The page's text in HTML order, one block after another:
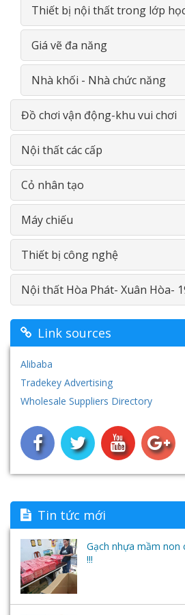
Thiết bị nội thất trong lớp
Giá vẽ đa năng
Nhà khối - Nhà chức năng
Đồ chơi vận động-khu vui chơi
Khu liên hoàn
Thể chât đa năng
Bập bênh- Thú nhún
Thiết bị vận động
Linh kiện
Đồ chơi ngoài trời
Nội thất các cấp
Gía- Kệ - Thiết bị nhà bếp-
Bàn ghế
Bảng
Nội thât thư viện
Giường tầng
Tủ- Giá- Kệ - Sắt
Nội thất nhựa
Cỏ nhân tạo
Máy chiếu
Máy chiếu Viewsonic
Máy chiếu Optoma
Máy chiếu Vivitek
Máy chiếu vật thể Aver
Thiết bị công nghệ
Máy in
Màn hình cảm ứng
Hệ thống âm thanh- loa đài
Hệ thống máy tính - Phần
Tai nghe
Nội thất Hòa Phát- Xuân Hòa-
Link sources
Alibaba
Tradekey Advertising
Wholesale Suppliers Directory
Tin tức mới
Gạch nhựa mầm
!!!